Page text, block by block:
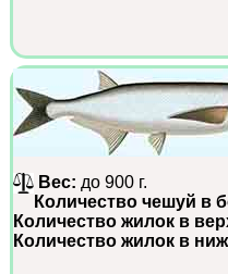
Вес: до 900 г.
Количество чешуй в
Количество жилок в
Количество жилок в